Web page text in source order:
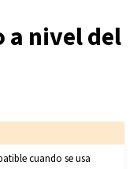
a nivel del
cuando se usa